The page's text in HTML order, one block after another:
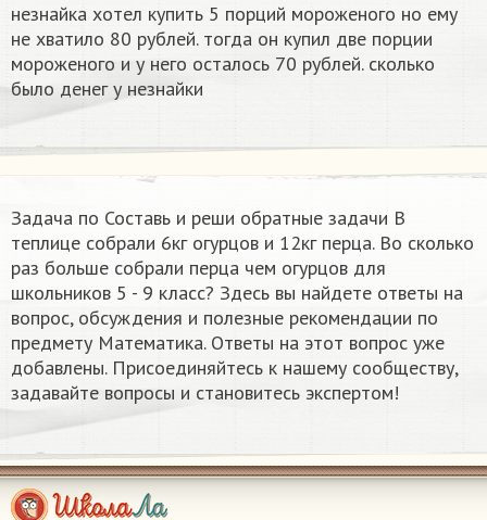
незнайка хотел купить 5 порций мороженого но ему
не хватило 80 рублей. тогда он купил две порции
мороженого и у него осталось 70 рублей. сколько
было денег у незнайки
Задача по Составь и реши обратные задачи В
теплице собрали 6кг огурцов и 12кг перца. Во сколько
раз больше собрали перца чем огурцов для
школьников 5 - 9 класс? Здесь вы найдете ответы на
вопрос, обсуждения и полезные рекомендации по
предмету Математика. Ответы на этот вопрос уже
добавлены. Присоединяйтесь к нашему сообществу,
задавайте вопросы и становитесь экспертом!